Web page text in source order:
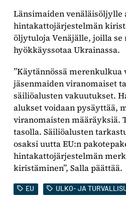
Länsimaiden venäläisöljylle
hintakattojärjestelmän
öljytuloja Venäjälle, joilla se
hyökkäyssotaa Ukrainassa.
”Käytännössä merenkulkua
jäsenmaiden viranomaiset
säiliöalusten vakuutukset.
alukset voidaan pysäyttää,
viranomaisten määräyksiä.
tasolla. Säiliöalusten
osaksi uutta EU:n
hintakattojärjestelmän
kiristäminen”, Salla päättää.
EU ULKO- JA